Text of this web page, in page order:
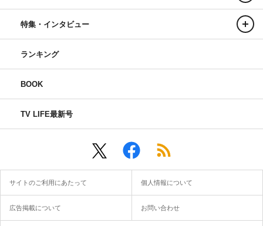
特集・インタビュー
ランキング
BOOK
TV LIFE最新号
サイトのご利用にあたって 個人情報について
広告掲載について お問い合わせ